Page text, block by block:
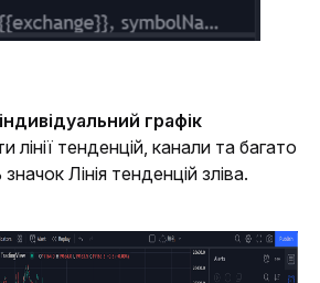
графік
лінії тенденцій, канали та багато
Лінія тенденцій зліва.